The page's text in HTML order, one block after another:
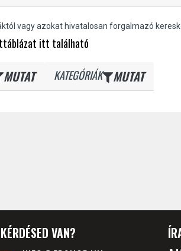
vagy azokat hivatalosan forgalmazó
itt található
MUTAT KATEGÓRIÁK MUTAT
KÉRDÉSED VAN?